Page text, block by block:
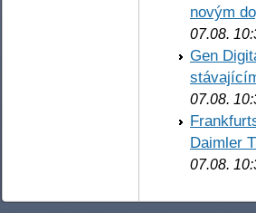
novým
07.08.
Gen
07.08.
Daimler
07.08.